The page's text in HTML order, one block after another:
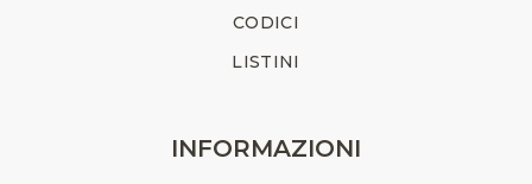
CODICI
LISTINI
INFORMAZIONI